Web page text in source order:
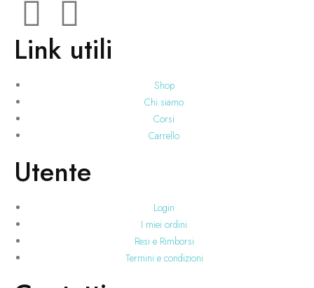
Link utili
Shop
Chi siamo
Corsi
Carrello
Utente
Login
I miei ordini
Resi e Rimborsi
Termini e condizioni